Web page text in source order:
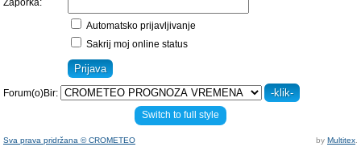
Zaporka:
Automatsko prijavljivanje
Sakrij moj online status
Forum(o)Bir:
Switch to full style
Sva prava pridržana © CROMETEO by Multitex